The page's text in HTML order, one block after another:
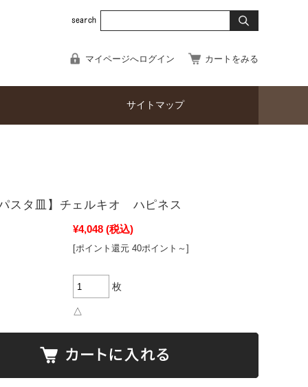
マイページへログイン カートをみる
サイトマップ
パスタ皿】チェルキオ ハピネス
¥4,048 (税込)
[ポイント還元 40ポイント～]
枚
△